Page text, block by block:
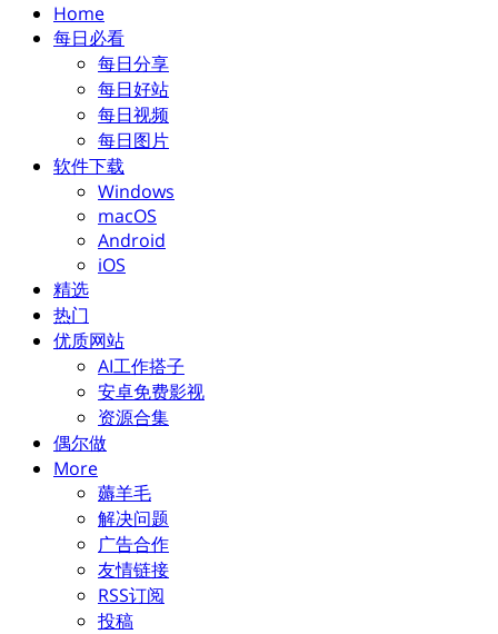
Home
每日必看
每日分享
每日好站
每日视频
每日图片
软件下载
Windows
macOS
Android
iOS
精选
热门
优质网站
AI工作搭子
安卓免费影视
资源合集
偶尔做
More
薅羊毛
解决问题
广告合作
友情链接
RSS订阅
投稿